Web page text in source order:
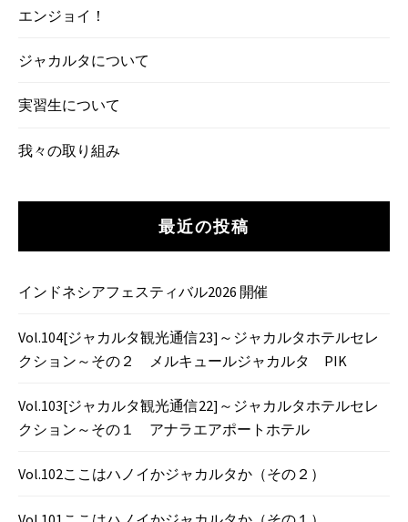
エンジョイ！
ジャカルタについて
実習生について
我々の取り組み
最近の投稿
インドネシアフェスティバル2026 開催
Vol.104[ジャカルタ観光通信23]～ジャカルタホテルセレ
クション～その２ メルキュールジャカルタ PIK
Vol.103[ジャカルタ観光通信22]～ジャカルタホテルセレ
クション～その１ アナラエアポートホテル
Vol.102ここはハノイかジャカルタか（その２）